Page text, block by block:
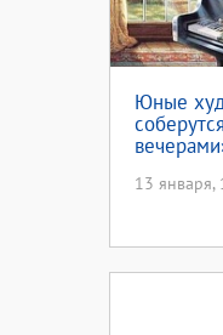
Юные
13 января,